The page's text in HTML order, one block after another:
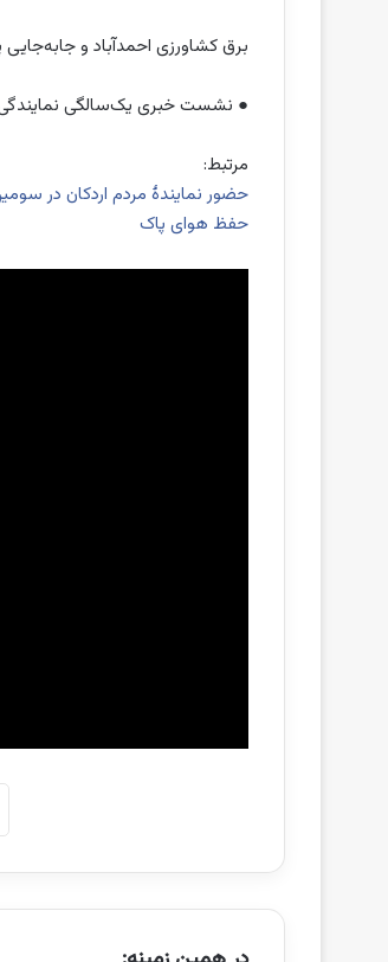
برق کشاورزی احمدآباد و
مرتبط:
حضور نمایندۀ مردم اردکان در
حفظ هوای پاک